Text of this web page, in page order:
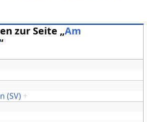
zur Seite „Am
(SV) +